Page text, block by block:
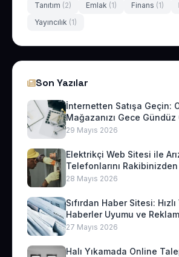
Tanıtım (2) Emlak (1) Finans (1)
Yayıncılık (1)
Son Yazılar
İnternetten Satışa Geçin:
Mağazanızı Gece Gündüz
29 Mayıs 2026
Elektrikçi Web Sitesi ile
Telefonlarını Rakibinizden
28 Mayıs 2026
Sıfırdan Haber Sitesi:
Haberler Uyumu ve
27 Mayıs 2026
Halı Yıkamada Online